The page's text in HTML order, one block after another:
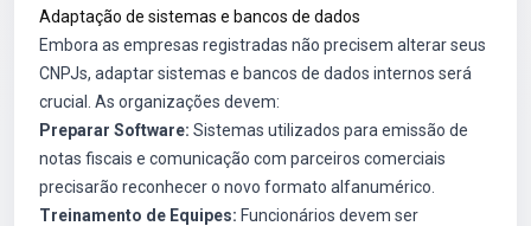
Adaptação de sistemas e bancos de dados
Embora as empresas registradas não precisem alterar seus
CNPJs, adaptar sistemas e bancos de dados internos será
crucial. As organizações devem:
Preparar Software: Sistemas utilizados para emissão de
notas fiscais e comunicação com parceiros comerciais
precisarão reconhecer o novo formato alfanumérico.
Treinamento de Equipes: Funcionários devem ser